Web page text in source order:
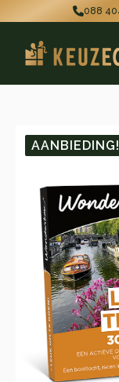
088
AANBIEDING!